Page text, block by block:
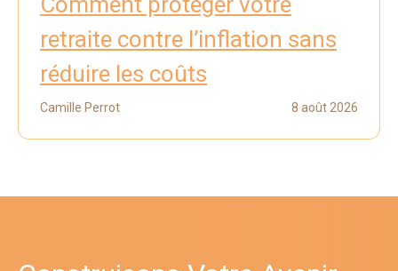
retraite contre l’inflation sans
réduire les coûts
Camille Perrot 8 août 2026